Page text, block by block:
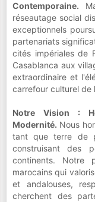
Contemporaine.
réseautage social
exceptionnels
partenariats
cités impériales de
Casablanca aux
extraordinaire et
carrefour culturel de
Notre Vision :
Modernité. Nous
tant que terre de
construisant des
continents. Notre
marocains qui
et andalouses,
cherchent des